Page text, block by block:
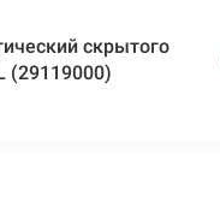
скрытого
(29119000)